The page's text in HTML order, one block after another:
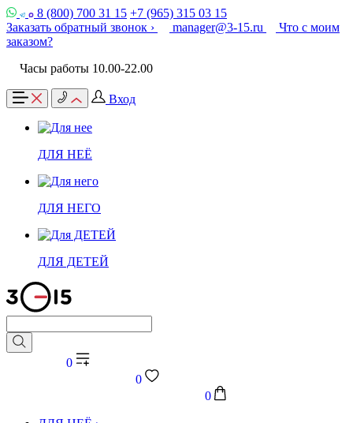
8 (800) 700 31 15 +7 (965) 315 03 15
Заказать обратный звонок ›
manager@3-15.ru
Что с моим
заказом?
Часы работы 10.00-22.00
Вход
ДЛЯ НЕЁ
ДЛЯ НЕГО
ДЛЯ ДЕТЕЙ
0
0
0